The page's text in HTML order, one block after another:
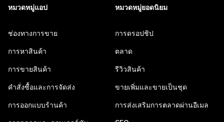
หมวดหมู่แอป
ช่องทางการขาย
การหาสินค้า
การขายสินค้า
คำสั่งซื้อและการจัดส่ง
การออกแบบร้านค้า
หมวดหมู่ยอดนิยม
การดรอปชิป
ตลาด
รีวิวสินค้า
ขายเพิ่มและขายเป็นชุด
การส่งเสริมการตลาดผ่านอีเมล